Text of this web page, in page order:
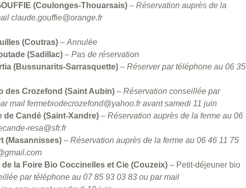
(Coulonges-Thouarsais) – Réservation auprès de la
claude.gouffie@orange.fr
(Coutras) – Annulée
(Sadillac) – Pas de réservation
(Bussunarits-Sarrasquette) – Réserver par téléphone au 06 35
des Crozefond (Saint Aubin) – Réservation conseillée par
mail fermebiodecrozefond@yahoo.fr avant samedi 11 juin
de Candé (Saint-Xandre) – Réservation auprès de la ferme au 06
resa@sfr.fr
(Masannisses) – Réservation auprès de la ferme au 06 46 11 75
la Foire Bio Coccinelles et Cie (Couzeix) – Petit-déjeuner bio
par téléphone au 07 85 93 03 83 ou par mail